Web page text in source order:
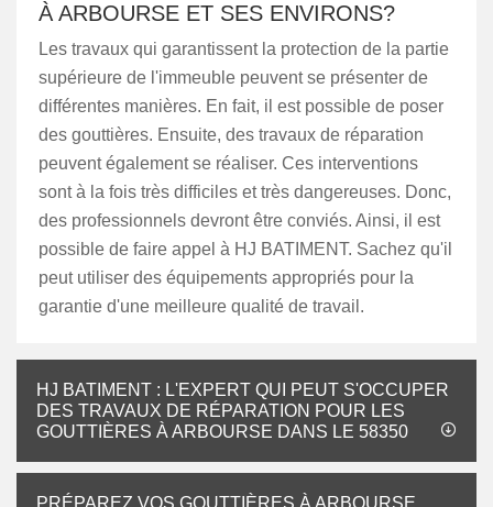
À ARBOURSE ET SES ENVIRONS?
Les travaux qui garantissent la protection de la partie
supérieure de l'immeuble peuvent se présenter de
différentes manières. En fait, il est possible de poser
des gouttières. Ensuite, des travaux de réparation
peuvent également se réaliser. Ces interventions
sont à la fois très difficiles et très dangereuses. Donc,
des professionnels devront être conviés. Ainsi, il est
possible de faire appel à HJ BATIMENT. Sachez qu'il
peut utiliser des équipements appropriés pour la
garantie d'une meilleure qualité de travail.
HJ BATIMENT : L'EXPERT QUI PEUT S'OCCUPER
DES TRAVAUX DE RÉPARATION POUR LES
GOUTTIÈRES À ARBOURSE DANS LE 58350
PRÉPAREZ VOS GOUTTIÈRES À ARBOURSE